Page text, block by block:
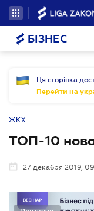
БІЗНЕС
Ця сторінка
Перейти на
ЖКХ
ТОП-10
27 декабря 2019,